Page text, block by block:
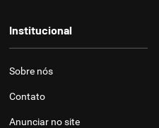
Institucional
Sobre nós
Contato
Anunciar no site